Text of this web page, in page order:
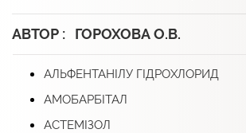
АВТОР : ГОРОХОВА О.В.
АЛЬФЕНТАНІЛУ ГІДРОХЛОРИД
АМОБАРБІТАЛ
АСТЕМІЗОЛ